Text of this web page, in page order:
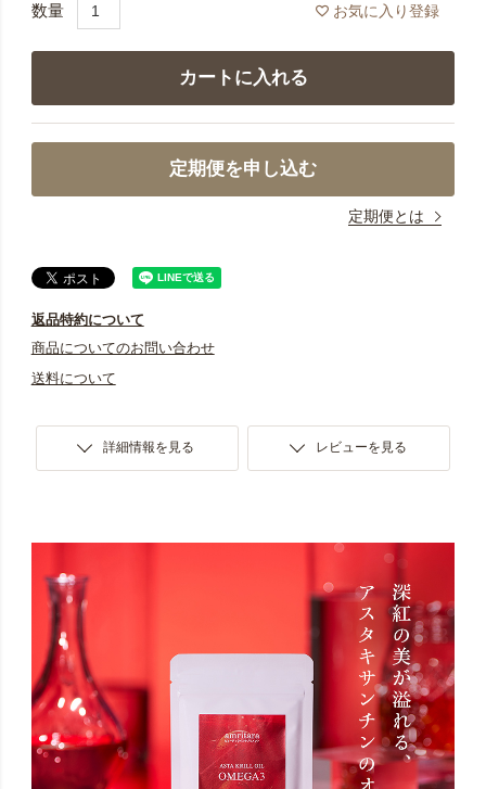
お気に入り登録
カートに入れる
定期便を申し込む
定期便とは
返品特約について
商品についてのお問い合わせ
送料について
詳細情報を見る レビューを見る